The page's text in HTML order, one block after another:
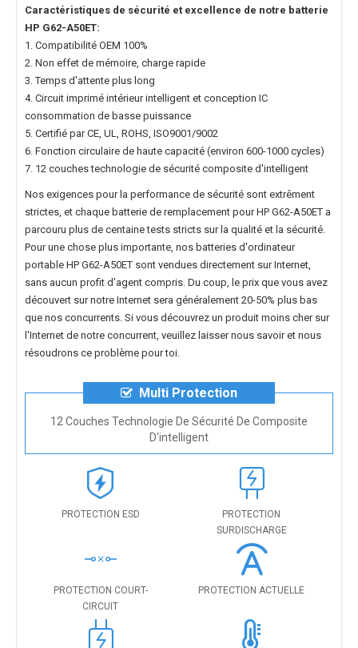
Caractéristiques de sécurité et excellence de notre batterie
HP G62-A50ET:
1. Compatibilité OEM 100%
2. Non effet de mémoire, charge rapide
3. Temps d'attente plus long
4. Circuit imprimé intérieur intelligent et conception IC
consommation de basse puissance
5. Certifié par CE, UL, ROHS, ISO9001/9002
6. Fonction circulaire de haute capacité (environ 600-1000 cycles)
7. 12 couches technologie de sécurité composite d'intelligent
Nos exigences pour la performance de sécurité sont extrêment
strictes, et chaque batterie de remplacement pour HP G62-A50ET a
parcouru plus de centaine tests stricts sur la qualité et la sécurité.
Pour une chose plus importante, nos batteries d'ordinateur
portable HP G62-A50ET sont vendues directement sur Internet,
sans aucun profit d'agent compris. Du coup, le prix que vous avez
découvert sur notre Internet sera généralement 20-50% plus bas
que nos concurrents. Si vous découvrez un produit moins cher sur
l'Internet de notre concurrent, veuillez laisser nous savoir et nous
résoudrons ce problème pour toi.
Multi Protection
12 Couches Technologie De Sécurité De Composite
D'intelligent
PROTECTION ESD
PROTECTION
SURDISCHARGE
PROTECTION COURT-
CIRCUIT
PROTECTION ACTUELLE